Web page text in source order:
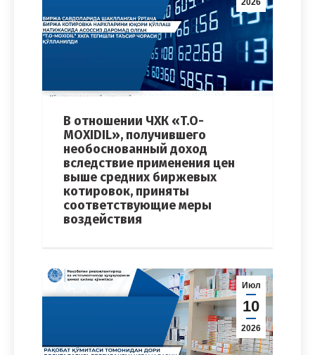
2026
В отношении ЧХК «T.O-
MOXIDIL», получившего
необоснованный доход
вследствие применения цен
выше средних биржевых
котировок, приняты
соответствующие меры
воздействия
Июл
10
2026